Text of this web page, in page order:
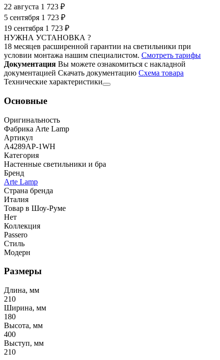
22 августа 1 723 ₽
5 сентября 1 723 ₽
19 сентября 1 723 ₽
НУЖНА УСТАНОВКА ?
18 месяцев расширенной гарантии на светильники при
условии монтажа нашим специалистом. Смотреть тарифы
Документация Вы можете ознакомиться с накладной
документацией Скачать документацию Cхема товара
Технические характеристики
Основные
Оригинальность
Фабрика Arte Lamp
Артикул
A4289AP-1WH
Категория
Настенные светильники и бра
Бренд
Arte Lamp
Страна бренда
Италия
Товар в Шоу-Руме
Нет
Коллекция
Passero
Стиль
Модерн
Размеры
Длина, мм
210
Ширина, мм
180
Высота, мм
400
Выступ, мм
210